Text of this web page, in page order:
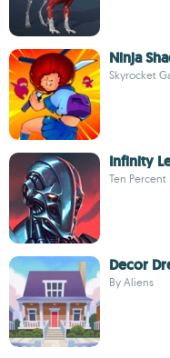
Ninja
Skyrocket
Infinity
Ten Percent
Decor
By Aliens